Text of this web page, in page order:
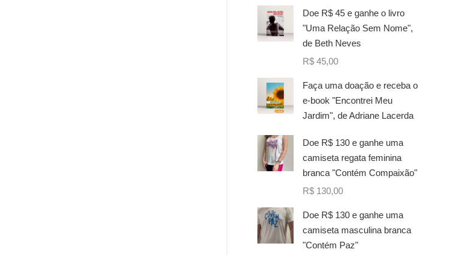
Doe R$ 45 e ganhe o livro
"Uma Relação Sem Nome",
de Beth Neves
R$ 45,00
Faça uma doação e receba o
e-book "Encontrei Meu
Jardim", de Adriane Lacerda
Doe R$ 130 e ganhe uma
camiseta regata feminina
branca "Contém Compaixão"
R$ 130,00
Doe R$ 130 e ganhe uma
camiseta masculina branca
"Contém Paz"